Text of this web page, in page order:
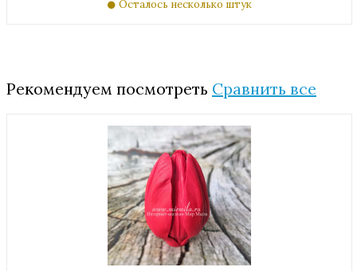
Осталось несколько штук
Рекомендуем посмотреть Сравнить все